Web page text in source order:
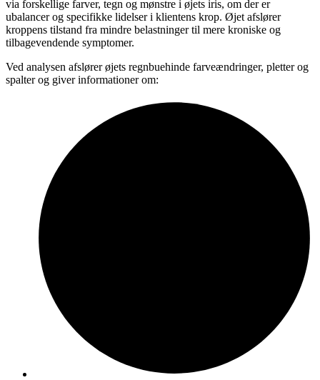
via forskellige farver, tegn og mønstre i øjets iris, om der er
ubalancer og specifikke lidelser i klientens krop. Øjet afslører
kroppens tilstand fra mindre belastninger til mere kroniske og
tilbagevendende symptomer.
Ved analysen afslører øjets regnbuehinde farveændringer, pletter og
spalter og giver informationer om: